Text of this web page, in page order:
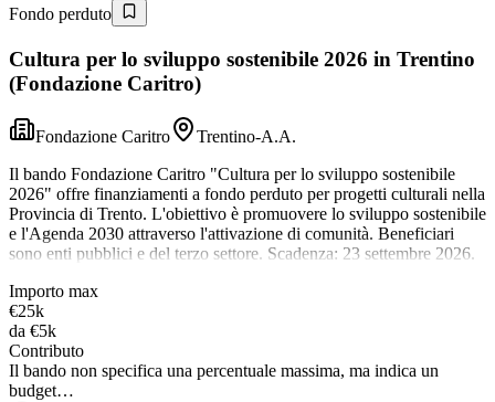
Fondo perduto
Cultura per lo sviluppo sostenibile 2026 in Trentino
(Fondazione Caritro)
Fondazione Caritro
Trentino-A.A.
Il bando Fondazione Caritro "Cultura per lo sviluppo sostenibile
2026" offre finanziamenti a fondo perduto per progetti culturali nella
Provincia di Trento. L'obiettivo è promuovere lo sviluppo sostenibile
e l'Agenda 2030 attraverso l'attivazione di comunità. Beneficiari
sono enti pubblici e del terzo settore. Scadenza: 23 settembre 2026.
Importo max
€25k
da €5k
Contributo
Il bando non specifica una percentuale massima, ma indica un
budget…